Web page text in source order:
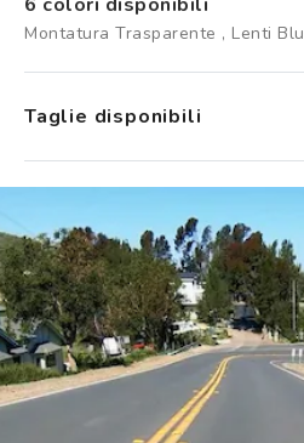
Montatura Trasparente , Lenti Blu
Taglie disponibili